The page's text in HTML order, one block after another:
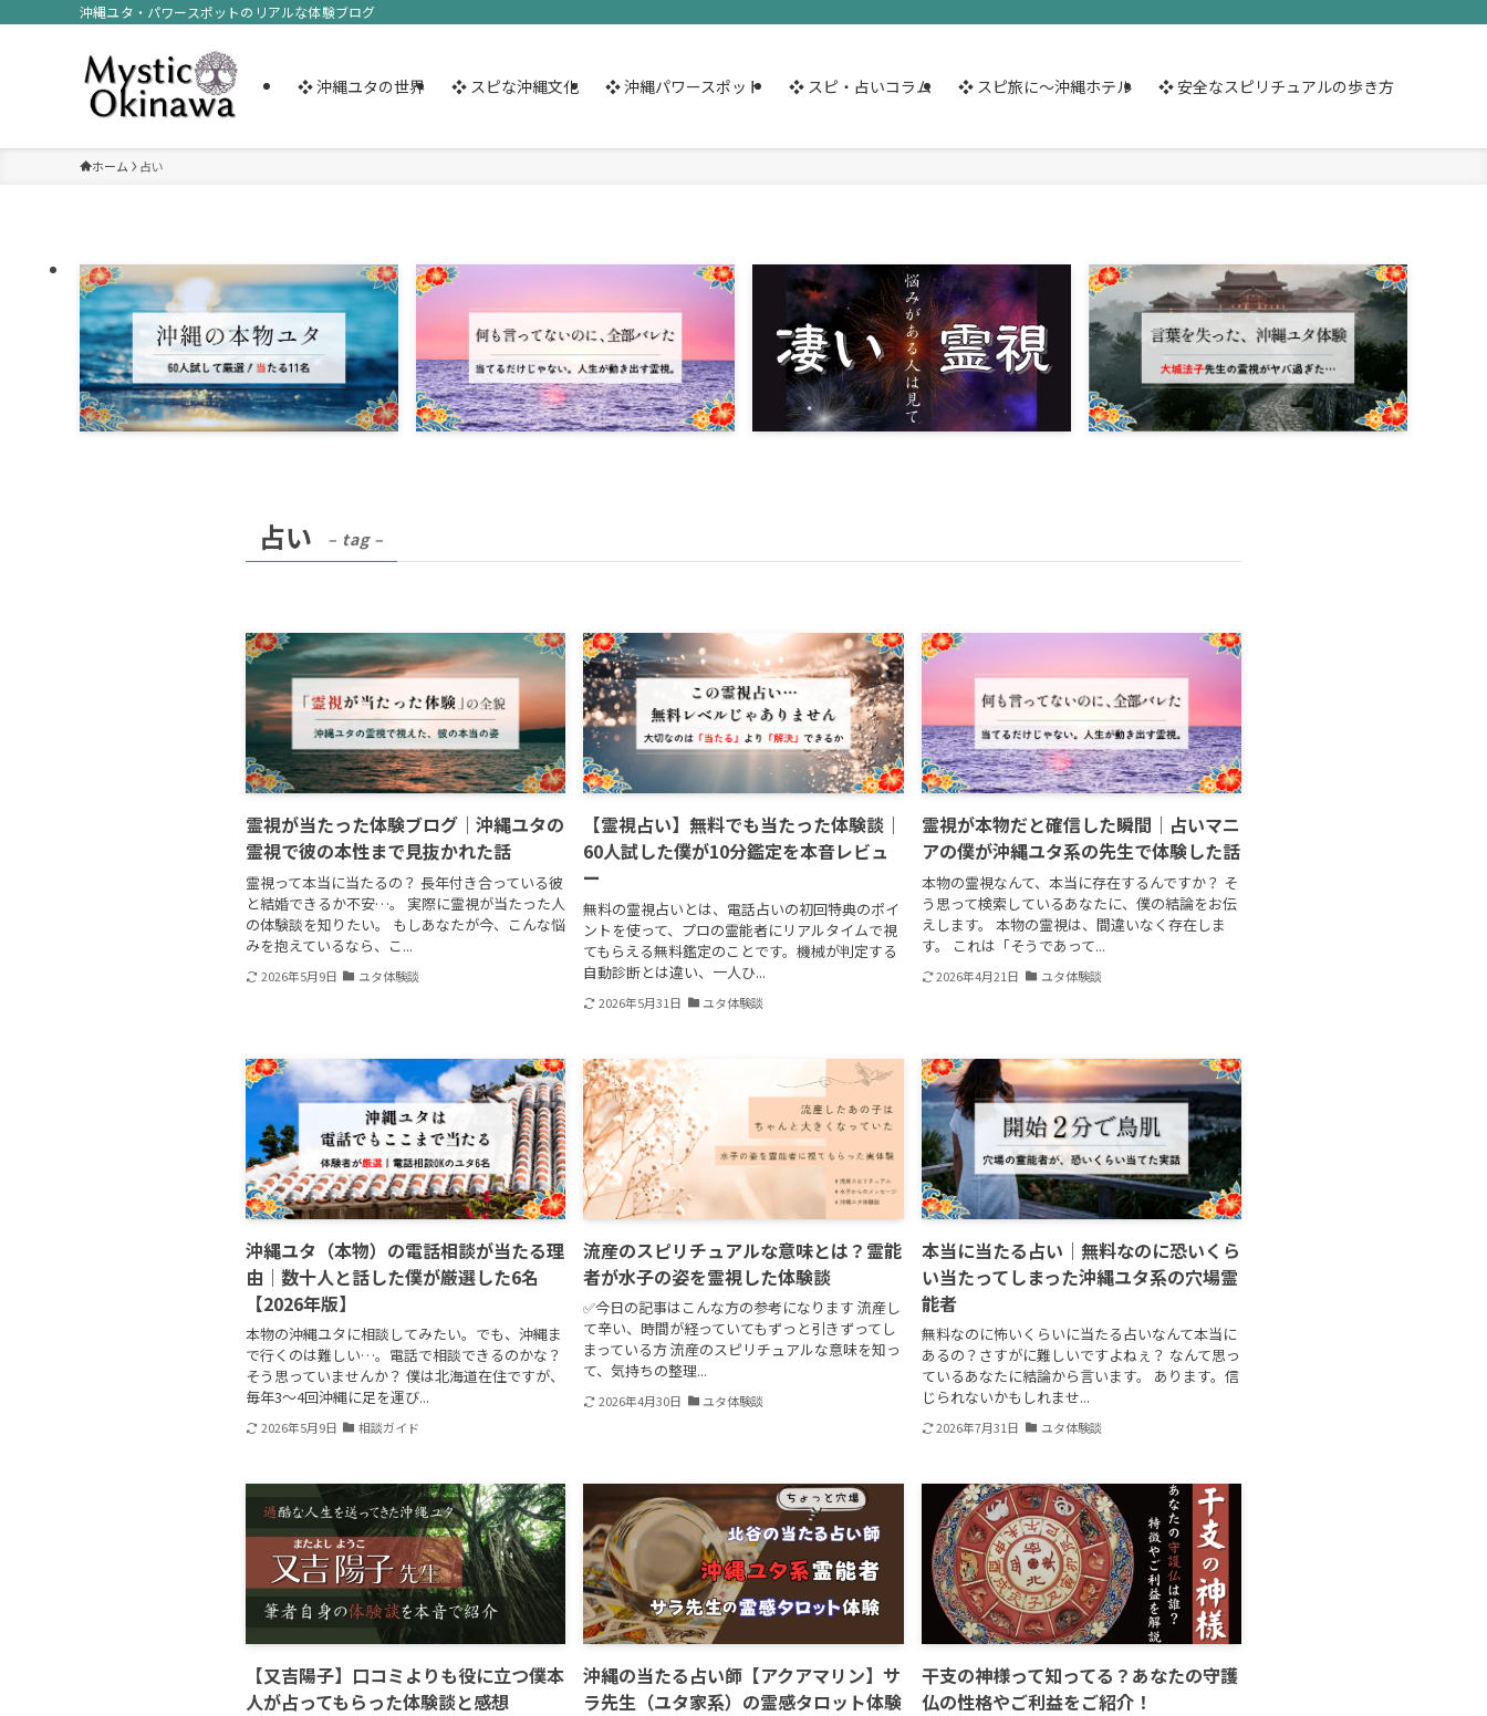
沖縄ユタ・パワースポットのリアルな体験ブログ
❖ 沖縄ユタの世界 ❖ スピな沖縄文化 ❖ 沖縄パワースポット ❖ スピ・占いコラム ❖ スピ旅に～沖縄ホテル ❖ 安全なスピリチュアルの歩き方
ホーム 占い
占い – tag –
霊視が当たった体験ブログ｜沖縄ユタの
霊視で彼の本性まで見抜かれた話
霊視って本当に当たるの？ 長年付き合っている彼
と結婚できるか不安…。 実際に霊視が当たった人
の体験談を知りたい。 もしあなたが今、こんな悩
みを抱えているなら、こ...
2026年5月9日 ユタ体験談
【霊視占い】無料でも当たった体験談｜
60人試した僕が10分鑑定を本音レビュ
ー
無料の霊視占いとは、電話占いの初回特典のポイ
ントを使って、プロの霊能者にリアルタイムで視
てもらえる無料鑑定のことです。機械が判定する
自動診断とは違い、一人ひ...
2026年5月31日 ユタ体験談
霊視が本物だと確信した瞬間｜占いマニ
アの僕が沖縄ユタ系の先生で体験した話
本物の霊視なんて、本当に存在するんですか？ そ
う思って検索しているあなたに、僕の結論をお伝
えします。 本物の霊視は、間違いなく存在しま
す。 これは「そうであって...
2026年4月21日 ユタ体験談
沖縄ユタ（本物）の電話相談が当たる理
由｜数十人と話した僕が厳選した6名
【2026年版】
本物の沖縄ユタに相談してみたい。でも、沖縄ま
で行くのは難しい…。電話で相談できるのかな？
そう思っていませんか？ 僕は北海道在住ですが、
毎年3〜4回沖縄に足を運び...
2026年5月9日 相談ガイド
流産のスピリチュアルな意味とは？霊能
者が水子の姿を霊視した体験談
✅今日の記事はこんな方の参考になります 流産し
て辛い、時間が経っていてもずっと引きずってし
まっている方 流産のスピリチュアルな意味を知っ
て、気持ちの整理...
2026年4月30日 ユタ体験談
本当に当たる占い｜無料なのに恐いくら
い当たってしまった沖縄ユタ系の穴場霊
能者
無料なのに怖いくらいに当たる占いなんて本当に
あるの？さすがに難しいですよねぇ？ なんて思っ
ているあなたに結論から言います。 あります。信
じられないかもしれませ...
2026年7月31日 ユタ体験談
【又吉陽子】口コミよりも役に立つ僕本
人が占ってもらった体験談と感想
沖縄の当たる占い師【アクアマリン】サ
ラ先生（ユタ家系）の霊感タロット体験
干支の神様って知ってる？あなたの守護
仏の性格やご利益をご紹介！